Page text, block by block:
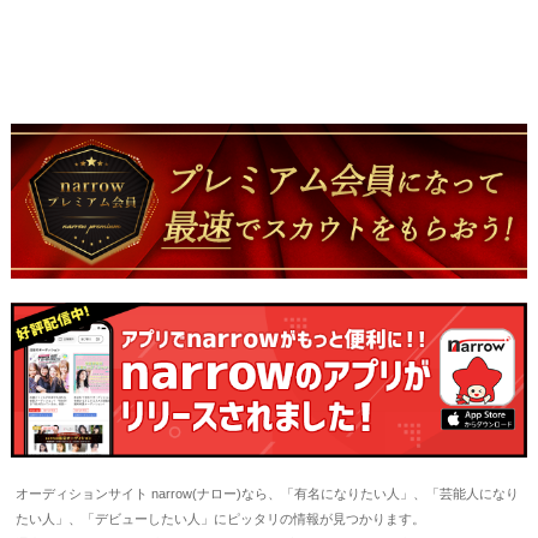
オーディションサイト narrow(ナロー)なら、「有名になりたい人」、「芸能人になり
たい人」、「デビューしたい人」にピッタリの情報が見つかります。